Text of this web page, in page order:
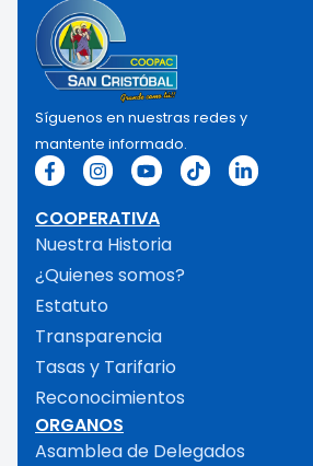
Síguenos en nuestras redes y
mantente informado.
COOPERATIVA
Nuestra Historia
¿Quienes somos?
Estatuto
Transparencia
Tasas y Tarifario
Reconocimientos
ORGANOS
Asamblea de Delegados